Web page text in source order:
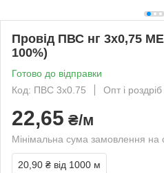
Провід ПВС нг 3х0,75
100%)
Готово до відправки
Код: ПВС 3х0.75
Опт і роздріб
22,65 ₴/м
Мінімальна сума замовлення на
20,90 ₴ від 1000 м